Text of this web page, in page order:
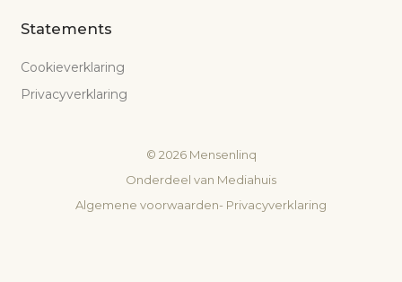
Statements
Cookieverklaring
Privacyverklaring
© 2026Mensenlinq
Onderdeel van Mediahuis
Algemene voorwaarden- Privacyverklaring